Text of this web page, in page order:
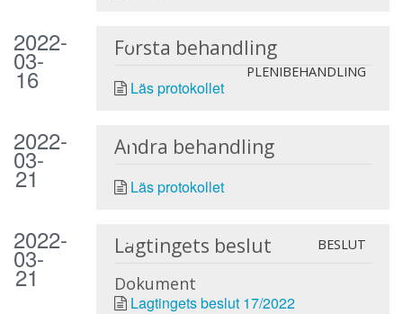
2022-
03-
16
Första behandling
PLENIBEHANDLING
Läs protokollet
2022-
03-
21
Andra behandling
Läs protokollet
2022-
03-
21
Lagtingets beslut BESLUT
Dokument
Lagtingets beslut 17/2022